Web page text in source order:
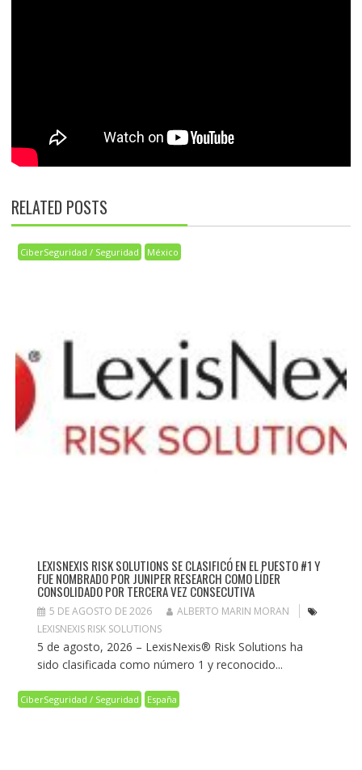
RELATED POSTS
CiberSeguridad / Seguridad México
LEXISNEXIS RISK SOLUTIONS SE CLASIFICÓ EN EL PUESTO #1 Y
FUE NOMBRADO POR JUNIPER RESEARCH COMO LÍDER
CONSOLIDADO POR TERCERA VEZ CONSECUTIVA
5 DE AGOSTO DE 2026
ALBERTO MARIN MORAN
LEXISNEXIS RISK SOLUTIONS
5 de agosto, 2026 – LexisNexis® Risk Solutions ha
sido clasificada como número 1 y reconocido...
CiberSeguridad / Seguridad España